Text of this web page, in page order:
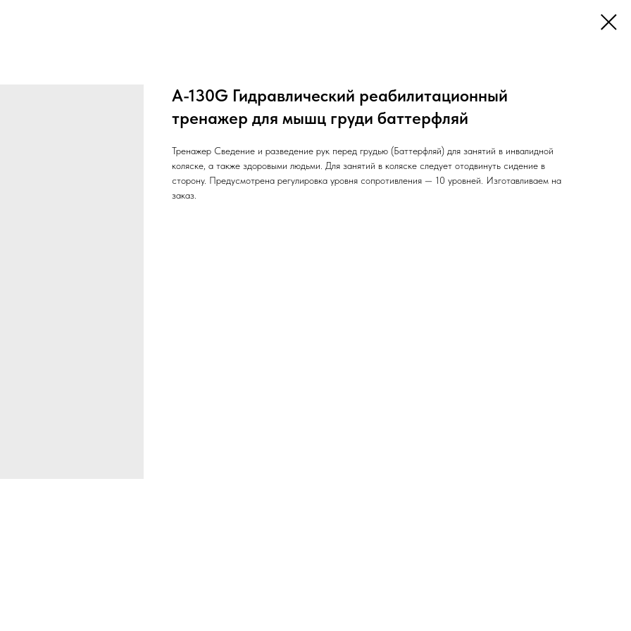
А-130G Гидравлический реабилитационный
тренажер для мышц груди баттерфляй
Тренажер Сведение и разведение рук перед грудью (Баттерфляй) для занятий в инвалидной
коляске, а также здоровыми людьми. Для занятий в коляске следует отодвинуть сидение в
сторону. Предусмотрена регулировка уровня сопротивления — 10 уровней. Изготавливаем на
заказ.